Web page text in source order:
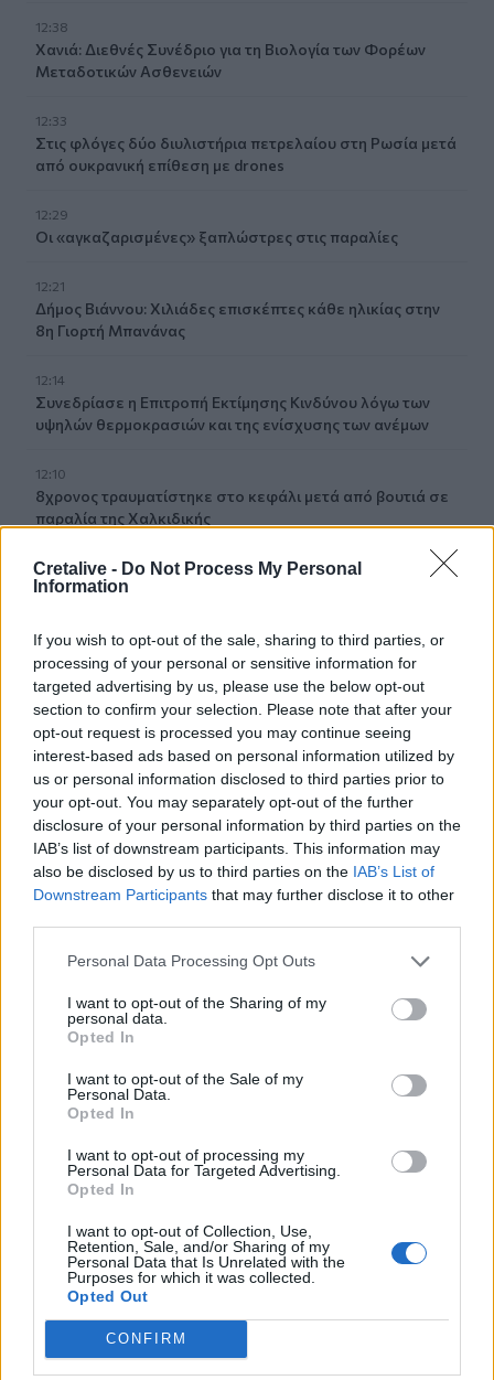
Cretalive - Do Not Process My Personal
Information
If you wish to opt-out of the sale, sharing to third parties, or
processing of your personal or sensitive information for
targeted advertising by us, please use the below opt-out
section to confirm your selection. Please note that after your
opt-out request is processed you may continue seeing
interest-based ads based on personal information utilized by
us or personal information disclosed to third parties prior to
your opt-out. You may separately opt-out of the further
disclosure of your personal information by third parties on the
IAB’s list of downstream participants. This information may
also be disclosed by us to third parties on the IAB’s List of
Downstream Participants that may further disclose it to other
Personal Data Processing Opt Outs
I want to opt-out of the Sharing of my
personal data.
Opted In
I want to opt-out of the Sale of my
Personal Data.
Opted In
I want to opt-out of processing my
Personal Data for Targeted Advertising.
Opted In
I want to opt-out of Collection, Use,
Retention, Sale, and/or Sharing of my
Personal Data that Is Unrelated with the
Purposes for which it was collected.
Opted Out
CONFIRM
12:38
Χανιά: Διεθνές Συνέδριο για τη Βιολογία των Φορέων
Μεταδοτικών Ασθενειών
12:33
Στις φλόγες δύο διυλιστήρια πετρελαίου στη Ρωσία μετά
από ουκρανική επίθεση με drones
12:29
Οι «αγκαζαρισμένες» ξαπλώστρες στις παραλίες
12:21
Δήμος Βιάννου: Χιλιάδες επισκέπτες κάθε ηλικίας στην
8η Γιορτή Μπανάνας
12:14
Συνεδρίασε η Επιτροπή Εκτίμησης Κινδύνου λόγω των
υψηλών θερμοκρασιών και της ενίσχυσης των ανέμων
12:10
8χρονος τραυματίστηκε στο κεφάλι μετά από βουτιά σε
παραλία της Χαλκιδικής
12:05
Μυστράς: Με ψυχολογικά προβλήματα ο 55χρονος που
12:05
Κρήτη: Στην εισαγγελία ο φάκελος για τον τουρίστα με τις
ανήθικες προτάσεις - Τι λέει η ΕΛ.ΑΣ για τη 10χρονη
11:56
«Η θάλασσα βάφτηκε καφέ»: Δυσοσμία και λύματα μια
"ανάσα" από το Κούλε (photos)
11:54
Φωτιά σε κτίριο στην Κουμουνδούρου: Πυροσβέστες
απεγκλώβισαν άτομο
Στις Βρύσες το 2ο Φεστιβάλ Κρηνών με Μαρία Κώτη
ΣΧΕΤΙΚA AΡΘΡΑ
Τζο Μπάιντεν: «Ο καρκίνος έχει εξαπλωθεί, είναι πολύ
ΚΟΣΜΟΣ 12:42
Τζο Μπάιντεν: «Ο καρκίνος έχει
Τζο Μπάιντεν: «Ο καρκίνος έχει